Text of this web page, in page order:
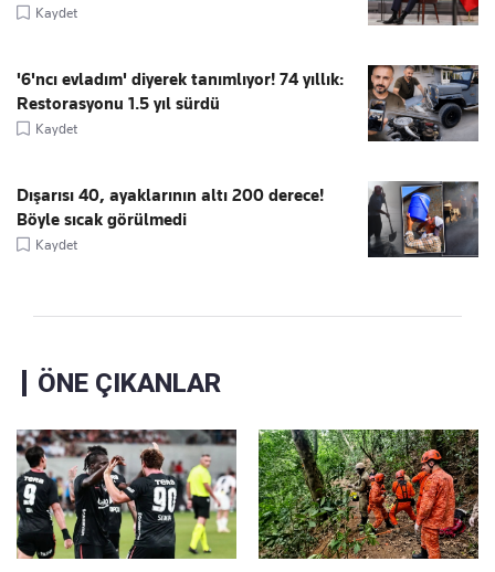
Kaydet
'6'ncı evladım' diyerek tanımlıyor! 74 yıllık:
Restorasyonu 1.5 yıl sürdü
Kaydet
Dışarısı 40, ayaklarının altı 200 derece!
Böyle sıcak görülmedi
Kaydet
ÖNE ÇIKANLAR